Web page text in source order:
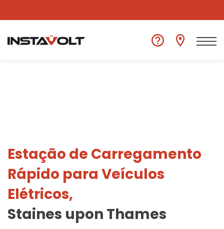
Ver outra localização
Estação de Carregamento
Rápido para Veículos
Elétricos,
Staines upon Thames